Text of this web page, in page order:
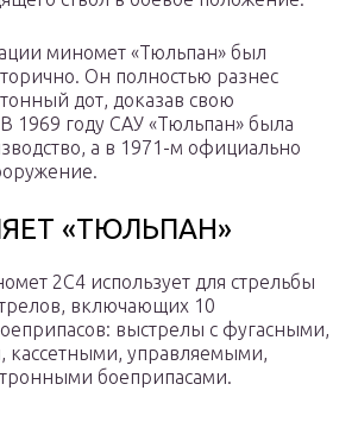
миномет «Тюльпан» был
Он полностью разнес
дот, доказав свою
1969 году САУ «Тюльпан» была
а в 1971-м официально
«ТЮЛЬПАН»
2С4 использует для стрельбы
включающих 10
выстрелы с фугасными,
кассетными, управляемыми,
боеприпасами.